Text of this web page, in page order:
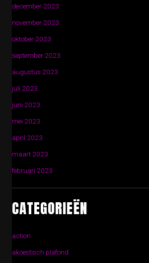
december 2023
november 2023
oktober 2023
september 2023
augustus 2023
juli 2023
juni 2023
mei 2023
april 2023
maart 2023
februari 2023
CATEGORIEËN
action
akoestisch plafond